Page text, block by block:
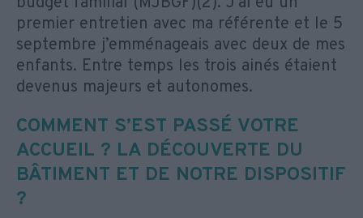
premier entretien avec ma référente et le 5
septembre j’emménageais avec deux de mes
enfants. Entre temps les trois ainés étaient
devenus majeurs et autonomes.
COMMENT S’EST PASSÉ VOTRE
ACCUEIL ? LA DÉCOUVERTE DU
BÂTIMENT ET DE NOTRE DISPOSITIF
?